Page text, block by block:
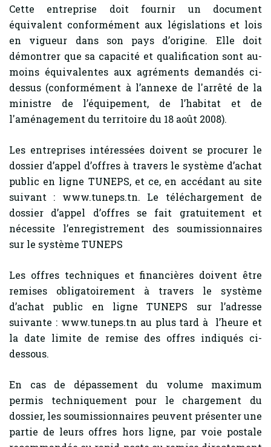
Cette entreprise doit fournir un document
équivalent conformément aux législations et lois
en vigueur dans son pays d’origine. Elle doit
démontrer que sa capacité et qualification sont au-
moins équivalentes aux agréments demandés ci-
dessus (conformément à l’annexe de l'arrêté de la
ministre de l’équipement, de l’habitat et de
l'aménagement du territoire du 18 août 2008).
Les entreprises intéressées doivent se procurer le
dossier d’appel d’offres à travers le système d’achat
public en ligne TUNEPS, et ce, en accédant au site
suivant : www.tuneps.tn. Le téléchargement de
dossier d’appel d’offres se fait gratuitement et
nécessite l’enregistrement des soumissionnaires
sur le système TUNEPS
Les offres techniques et financières doivent être
remises obligatoirement à travers le système
d’achat public en ligne TUNEPS sur l’adresse
suivante : www.tuneps.tn au plus tard à l’heure et
la date limite de remise des offres indiqués ci-
dessous.
En cas de dépassement du volume maximum
permis techniquement pour le chargement du
dossier, les soumissionnaires peuvent présenter une
partie de leurs offres hors ligne, par voie postale